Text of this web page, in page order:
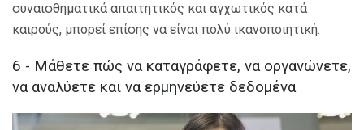
συναισθηματικά απαιτητικός και αγχωτικός κατά
καιρούς, μπορεί επίσης να είναι πολύ ικανοποιητική.
6 - Μάθετε πώς να καταγράφετε, να οργανώνετε,
να αναλύετε και να ερμηνεύετε δεδομένα